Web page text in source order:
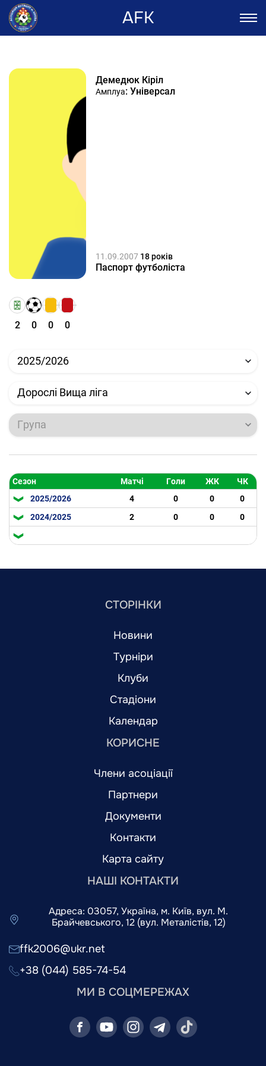
AFK
Демедюк Кіріл
Амплуа: Універсал
11.09.2007 18 років
Паспорт футболіста
2 0 0 0
2025/2026
Дорослі Вища ліга
Група
Сезон Матчі Голи ЖК
ЧК
2025/2026
4 0 0
0
2024/2025
2 0 0 0
СТОРІНКИ
Новини
Турніри
Клуби
Стадіони
Календар
КОРИСНЕ
Члени асоціації
Партнери
Документи
Контакти
Карта сайту
НАШІ КОНТАКТИ
Адреса: 03057, Україна, м. Київ, вул. М.
Брайчевського, 12 (вул. Металістів, 12)
ffk2006@ukr.net
+38 (044) 585-74-54
МИ В СОЦМЕРЕЖАХ